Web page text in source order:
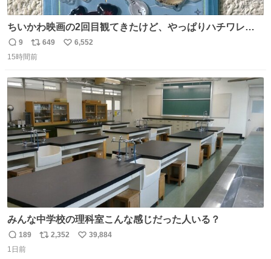
ちいかわ映画の2回目観てきたけど、やっぱりハチワレの
「ハモりすごいよッ…」に対するちいかわの「エ゛ッ!?(い
まそんな場合じゃねぇだろお前よぉ)」が面白すぎる。
返
信
9
リ
ポ
ト
649
い
数
6,552
15時間前
みんな中学校の理科室こんな感じだった人いる？
返
信
189
リ
2,352
い
39,884
1日前